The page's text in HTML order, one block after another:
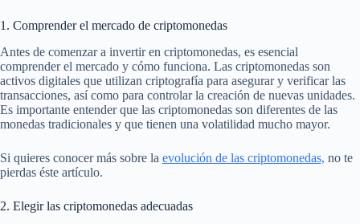
1. Comprender el mercado de criptomonedas
Antes de comenzar a invertir en criptomonedas, es esencial
comprender el mercado y cómo funciona. Las criptomonedas son
activos digitales que utilizan criptografía para asegurar y verificar las
transacciones, así como para controlar la creación de nuevas unidades.
Es importante entender que las criptomonedas son diferentes de las
monedas tradicionales y que tienen una volatilidad mucho mayor.
Si quieres conocer más sobre la evolución de las criptomonedas, no te
pierdas éste artículo.
2. Elegir las criptomonedas adecuadas